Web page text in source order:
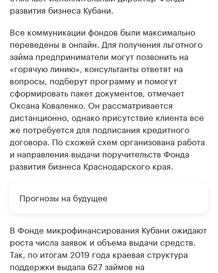
развития бизнеса Кубани.
Все коммуникации фондов были максимально
переведены в онлайн. Для получения льготного
займа предприниматели могут позвонить на
«горячую линию», консультанты ответят на
вопросы, подберут программу и помогут
сформировать пакет документов, отмечает
Оксана Коваленко. Он рассматривается
дистанционно, однако присутствие клиента все
же потребуется для подписания кредитного
договора. По схожей схем организована работа
и направления выдачи поручительств Фонда
развития бизнеса Краснодарского края.
Прогнозы на будущее
В Фонде микрофинансирования Кубани ожидают
роста числа заявок и объема выдачи средств.
Так, по итогам 2019 года краевая структура
поддержки выдала 627 займов на